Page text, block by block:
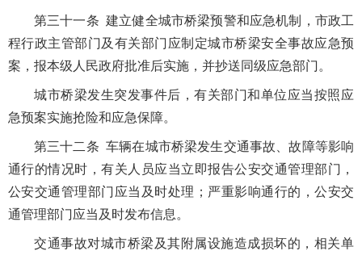
第三十一条 建立健全城市桥梁预警和应急机制，市政工
程行政主管部门及有关部门应制定城市桥梁安全事故应急预
案，报本级人民政府批准后实施，并抄送同级应急部门。
城市桥梁发生突发事件后，有关部门和单位应当按照应
急预案实施抢险和应急保障。
第三十二条 车辆在城市桥梁发生交通事故、故障等影响
通行的情况时，有关人员应当立即报告公安交通管理部门，
公安交通管理部门应当及时处理；严重影响通行的，公安交
通管理部门应当及时发布信息。
交通事故对城市桥梁及其附属设施造成损坏的，相关单